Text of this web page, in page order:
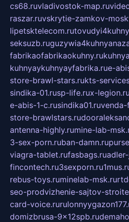
cs68.ruvladivostok-map.ru
raszar.ruvskrytie-zamkov-
lipetsktelecom.ru
seksuzb.ru
fabrikaofabrikaokuhny.ru
kuhnyaykuhnyayfabrika.rue-
store-brawl-stars.rukts-
sindika-01.rusp-life.rux-legion.ru
e-abis-1-c.rusindika01.ruvenda-
store-brawlstars.ru
antenna-highly.rumine-lab-
3-sex-porn.ruban-damn.ru
viagra-tablet.rufasbags.ru
fincontech.ru3sexporn.ru
rebus-toys.ruminelab-msk.ru
seo-prodvizhenie-sajtov-
card-voice.ru
domizbrusa-9x12spb.ru